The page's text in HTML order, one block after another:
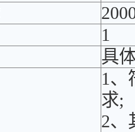
1
具
1、
求;
2、